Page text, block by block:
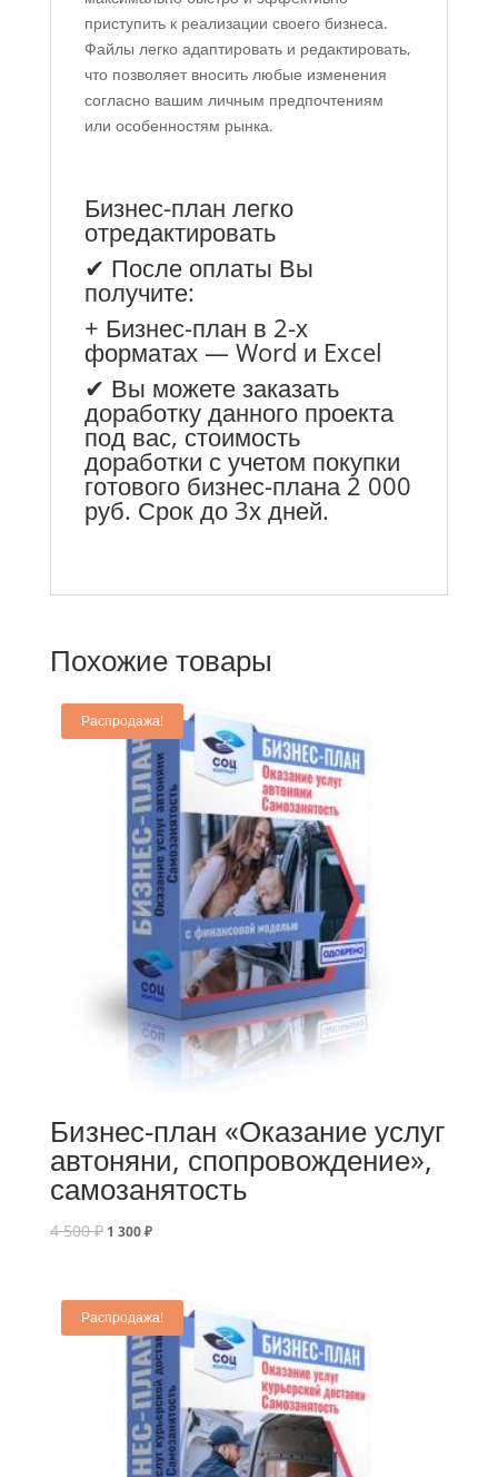
приступить к реализации своего бизнеса.
Файлы легко адаптировать и редактировать,
что позволяет вносить любые изменения
согласно вашим личным предпочтениям
или особенностям рынка.
Бизнес-план легко
отредактировать
✔ После оплаты Вы
получите:
+ Бизнес-план в 2-х
форматах — Word и Excel
✔ Вы можете заказать
доработку данного проекта
под вас, стоимость
доработки с учетом покупки
готового бизнес-плана 2 000
руб. Срок до 3х дней.
Похожие товары
Распродажа!
Бизнес-план «Оказание услуг
автоняни, спопровождение»,
самозанятость
4 500₽ 1 300₽
Распродажа!